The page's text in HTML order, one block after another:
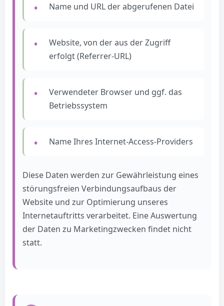
Name und URL der abgerufenen Datei
Website, von der aus der Zugriff
erfolgt (Referrer-URL)
Verwendeter Browser und ggf. das
Betriebssystem
Name Ihres Internet-Access-Providers
Diese Daten werden zur Gewährleistung eines
störungsfreien Verbindungsaufbaus der
Website und zur Optimierung unseres
Internetauftritts verarbeitet. Eine Auswertung
der Daten zu Marketingzwecken findet nicht
statt.